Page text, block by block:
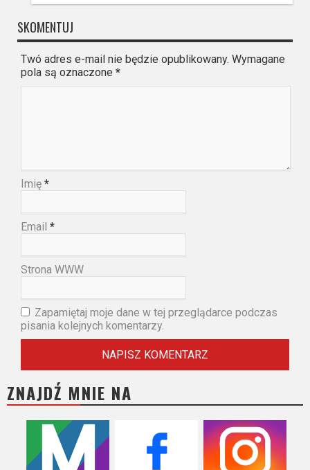
SKOMENTUJ
Twó adres e-mail nie będzie opublikowany. Wymagane
pola są oznaczone *
Imię *
Email *
Strona WWW
Zapamiętaj moje dane w tej przeglądarce podczas
pisania kolejnych komentarzy.
ZNAJDŹ MNIE NA